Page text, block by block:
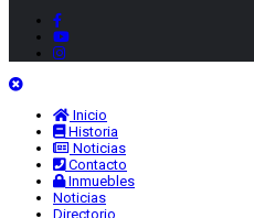
Inicio
Historia
Noticias
Contacto
Inmuebles
Noticias
Directorio